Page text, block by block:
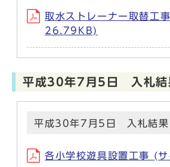
取水ストレーナー取替工
26.79KB)
平成30年7月5日 入札結
平成30年7月5日 入札結果
各小学校遊具設置工事 (